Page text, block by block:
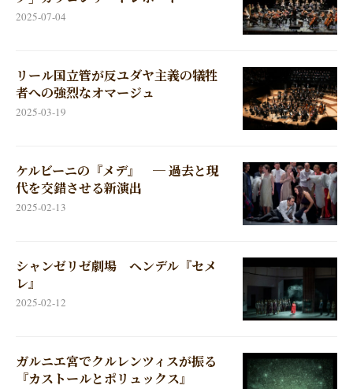
2025-07-04
リール国立管が反ユダヤ主義の犠牲
者への強烈なオマージュ
2025-03-19
ケルビーニの『メデ』 ─ 過去と現
代を交錯させる新演出
2025-02-13
シャンゼリゼ劇場 ヘンデル『セメ
レ』
2025-02-12
ガルニエ宮でクルレンツィスが振る
『カストールとポリュックス』